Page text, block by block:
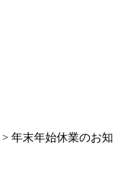
> 年末年始休業のお知